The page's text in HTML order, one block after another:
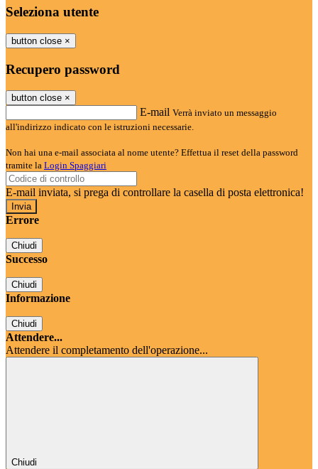
Seleziona utente
button close ×
Recupero password
button close ×
E-mail Verrà inviato un messaggio
all'indirizzo indicato con le istruzioni necessarie.
Non hai una e-mail associata al nome utente? Effettua il reset della password
tramite la Login Spaggiari
E-mail inviata, si prega di controllare la casella di posta elettronica!
Errore
Chiudi
Successo
Chiudi
Informazione
Chiudi
Attendere...
Attendere il completamento dell'operazione...
Chiudi